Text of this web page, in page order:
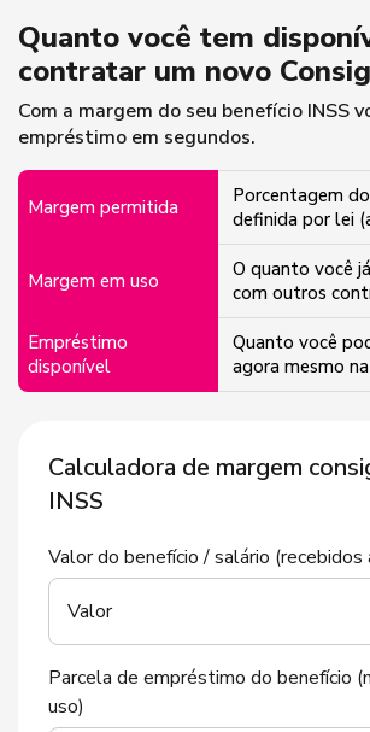
Quanto você tem
contratar um novo
Com a margem do seu benefício INSS
empréstimo em segundos.
Margem permitida
Porcentagem
definida por lei
Margem em uso
O quanto você
com outros
Empréstimo
disponível
Quanto você
agora mesmo
Calculadora de margem
INSS
Valor do benefício / salário
Valor
Parcela de empréstimo do benefício
uso)